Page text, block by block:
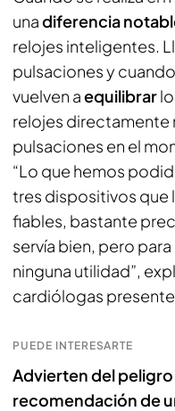
unadiferencia
relojes inteligentes.
pulsaciones y
vuelven aequilibrar
relojes directamente
pulsaciones en el
“Lo que hemos
tres dispositivos que
fiables, bastante
servía bien, pero
ninguna utilidad”,
cardiólogas
PUEDE INTERESARTE
Advierten del
recomendación de